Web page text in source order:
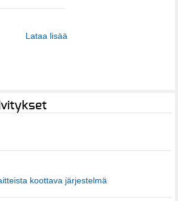
Lataa lisää
koottava järjestelmä